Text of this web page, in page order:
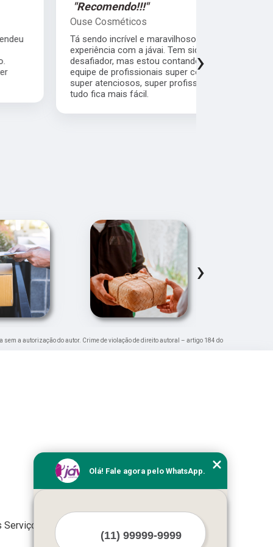
"Recomendo!!!"
Ouse Cosméticos
sendo incrível e maravilhoso a minha
experiência com a jávai. Tem sido muito
mas estou contando com uma
de profissionais super competentes,
super atenciosos, super profissionais...então
tudo fica mais fácil.
›
›
a autorização do autor. Crime de violação de direito autoral – artigo 184 do
Serviços
Olá! Fale agora pelo WhatsApp.